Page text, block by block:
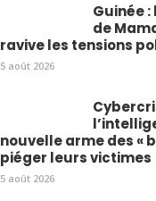
Guinée
de
ravive les tensions
5 août 2026
nouvelle arme des «
piéger leurs victimes
5 août 2026